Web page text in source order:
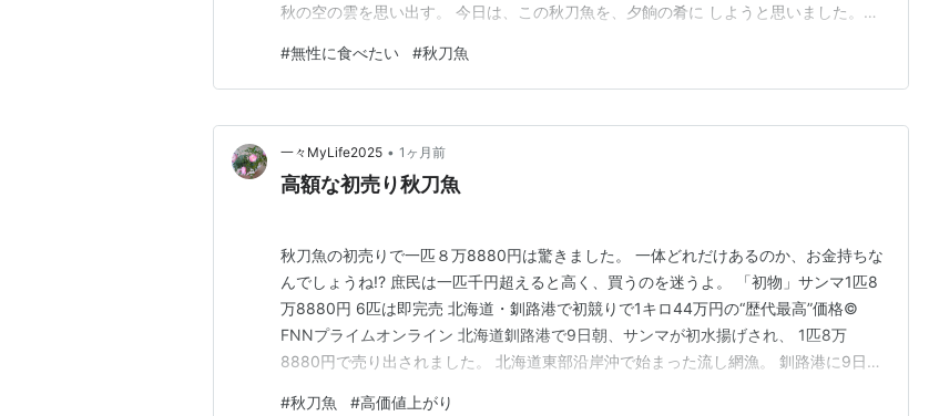
秋の空の雲を思い出す。 今日は、この秋刀魚を、夕餉の肴に しようと思いました。矢
軽く混ぜて、振りかけます。 塩が有るので、少し薄めの出汁に してやるとよく秋刀魚
に合ういます。 有難うございました。完。
#無性に食べたい #秋刀魚
一々MyLife2025 • 1ヶ月前
高額な初売り秋刀魚
秋刀魚の初売りで一匹８万8880円は驚きました。 一体どれだけあるのか、お金持ちな
んでしょうね!? 庶民は一匹千円超えると高く、買うのを迷うよ。 「初物」サンマ1匹8
万8880円 6匹は即完売 北海道・釧路港で初競りで1キロ44万円の“歴代最高”価格©
FNNプライムオンライン 北海道釧路港で9日朝、サンマが初水揚げされ、 1匹8万
8880円で売り出されました。 北海道東部沿岸沖で始まった流し網漁。 釧路港に9日
#秋刀魚 #高価値上がり